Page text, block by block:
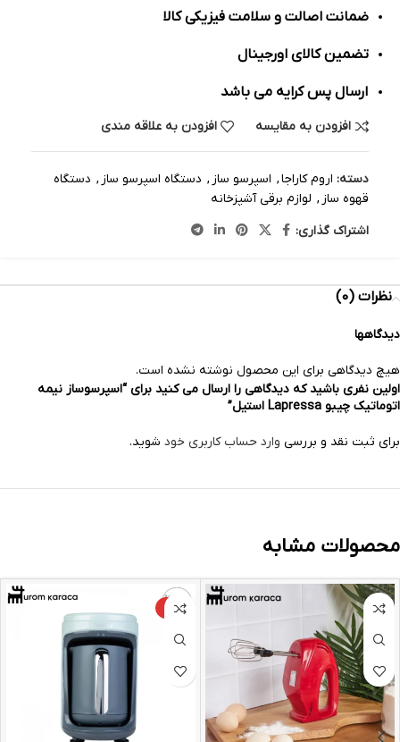
ضمانت اصالت و سلامت فیزیکی کالا
تضمین کالای اورجینال
ارسال پس کرایه می باشد
افزودن به مقایسه افزودن به علاقه مندی
دسته: اروم کاراجا, اسپرسو ساز , دستگاه اسپرسو ساز , دستگاه
قهوه ساز , لوازم برقی آشپزخانه
اشتراک گذاری:
نظرات (0)
دیدگاهها
هیچ دیدگاهی برای این محصول نوشته نشده است.
اولین نفری باشید که دیدگاهی را ارسال می کنید برای “اسپرسوساز نیمه
اتوماتیک چیبو Lapressa استیل”
برای ثبت نقد و بررسی وارد حساب کاربری خود شوید.
محصولات مشابه
-9%